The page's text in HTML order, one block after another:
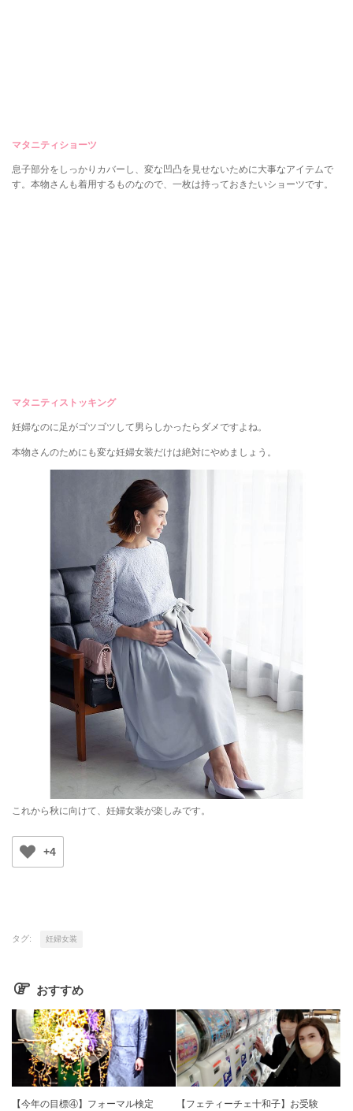
マタニティショーツ
息子部分をしっかりカバーし、変な凹凸を見せないために大事なアイテムで
す。本物さんも着用するものなので、一枚は持っておきたいショーツです。
マタニティストッキング
妊婦なのに足がゴツゴツして男らしかったらダメですよね。
本物さんのためにも変な妊婦女装だけは絶対にやめましょう。
これから秋に向けて、妊婦女装が楽しみです。
+4
タグ: 妊婦女装
おすすめ
【今年の目標④】フォーマル検定
【フェティーチェ十和子】お受験